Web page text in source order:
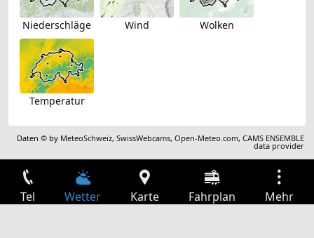
Niederschläge Wind Wolken
Temperatur
Daten © by MeteoSchweiz,SwissWebcams,Open-Meteo.com,CAMS ENSEMBLE
data provider
Tel Wetter Karte Fahrplan Mehr